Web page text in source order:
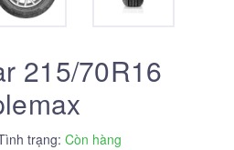
215/70R16
trạng: Còn hàng